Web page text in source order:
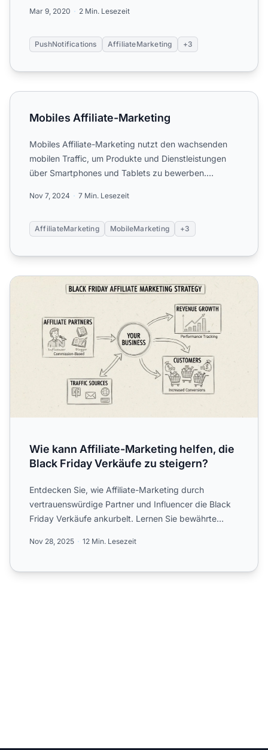
Mar 9, 2020 2 Min. Lesezeit
PushNotifications AffiliateMarketing +3
Mobiles Affiliate-Marketing
Mobiles Affiliate-Marketing
Mobiles Affiliate-Marketing nutzt den wachsenden
mobilen Traffic, um Produkte und Dienstleistungen
über Smartphones und Tablets zu bewerben.
Nov 7, 2024 7 Min. Lesezeit
AffiliateMarketing MobileMarketing +3
Wie kann Affiliate-Marketing helfen, die Black Friday
Wie kann Affiliate-Marketing helfen, die
Black Friday Verkäufe zu steigern?
Entdecken Sie, wie Affiliate-Marketing durch
vertrauenswürdige Partner und Influencer die Black
Friday Verkäufe ankurbelt. Lernen Sie bewährte
Nov 28, 2025 12 Min. Lesezeit